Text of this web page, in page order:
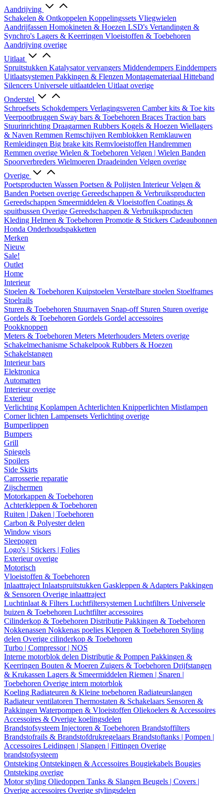
Aandrijving
Schakelen & Ontkoppelen Koppelingssets Vliegwielen
Aandrijfassen Homokineten & Hoezen LSD's Vertandingen &
Synchro's Lagers & Keerringen Vloeistoffen & Toebehoren
Aandrijving overige
Uitlaat
Spruitstukken Katalysator vervangers Middendempers Einddempers
Uitlaatsystemen Pakkingen & Flenzen Montagemateriaal Hitteband
Silencers Universele uitlaatdelen Uitlaat overige
Onderstel
Schroefsets Schokdempers Verlagingsveren Camber kits & Toe kits
Veerpootbruggen Sway bars & Toebehoren Braces Traction bars
Stuurinrichting Draagarmen Rubbers Kogels & Hoezen Wiellagers
& Naven Remmen Remschijven Remblokken Remklauwen
Remleidingen Big brake kits Remvloeistoffen Handremmen
Remmen overige Wielen & Toebehoren Velgen | Wielen Banden
Spoorverbreders Wielmoeren Draadeinden Velgen overige
Overige
Poetsproducten Wassen Poetsen & Polijsten InterieurVelgen &
Banden Poetsen overige Gereedschappen & Verbruiksproducten
Gereedschappen Smeermiddelen & Vloeistoffen Coatings &
spuitbussen Overige Gereedschappen & Verbruiksproducten
Kleding Helmen & Toebehoren Promotie & Stickers Cadeaubonnen
Honda Onderhoudspakketten
Merken
Nieuw
Sale!
Outlet
Home
Interieur
Stoelen & Toebehoren Kuipstoelen Verstelbare stoelen Stoelframes
Stoelrails
Sturen & Toebehoren Stuurnaven Snap-off Sturen Sturen overige
Gordels & Toebehoren Gordels Gordel accessoires
Pookknoppen
Meters & Toebehoren Meters Meterhouders Meters overige
Schakelmechanisme Schakelpook Rubbers & Hoezen
Schakelstangen
Interieur bars
Elektronica
Automatten
Interieur overige
Exterieur
Verlichting Koplampen Achterlichten Knipperlichten Mistlampen
Corner lichten Lampensets Verlichting overige
Bumperlippen
Bumpers
Grill
Spiegels
Spoilers
Side Skirts
Carrosserie reparatie
Zijschermen
Motorkappen & Toebehoren
Achterkleppen & Toebehoren
Ruiten | Daken | Toebehoren
Carbon & Polyester delen
Window visors
Sleepogen
Logo's | Stickers | Folies
Exterieur overige
Motorisch
Vloeistoffen & Toebehoren
Inlaattraject Inlaatspruitstukken Gaskleppen & Adapters Pakkingen
& Sensoren Overige inlaattraject
Luchtinlaat & Filters Luchtfiltersystemen Luchtfilters Universele
buizen & Toebehoren Luchtfilter accessoires
Cilinderkop & Toebehoren Distributie Pakkingen & Toebehoren
Nokkenassen Nokkenas poelies Kleppen & Toebehoren Styling
delen Overige cilinderkop & Toebehoren
Turbo | Compressor | NOS
Interne motorblok delen Distributie & Pompen Pakkingen &
Keerringen Bouten & Moeren Zuigers & Toebehoren Drijfstangen
& Krukassen Lagers & Smeermiddelen Riemen | Snaren |
Toebehoren Overige intern motorblok
Koeling Radiateuren & Kleine toebehoren Radiateurslangen
Radiateur ventilatoren Thermostaten & Schakelaars Sensoren &
Pakkingen Waterpompen & Vloeistoffen Oliekoelers & Accessoires
Accessoires & Overige koelingsdelen
Brandstofsysteem Injectoren & Toebehoren Brandstoffilters
Brandstofrails & Brandstofdrukregelaars Brandstoftanks | Pompen |
Accessoires Leidingen | Slangen | Fittingen Overige
brandstofsysteem
Ontsteking Ontstekingen & Accessoires Bougiekabels Bougies
Ontsteking overige
Motor styling Oliedoppen Tanks & Slangen Beugels | Covers |
Overige accessoires Overige stylingsdelen